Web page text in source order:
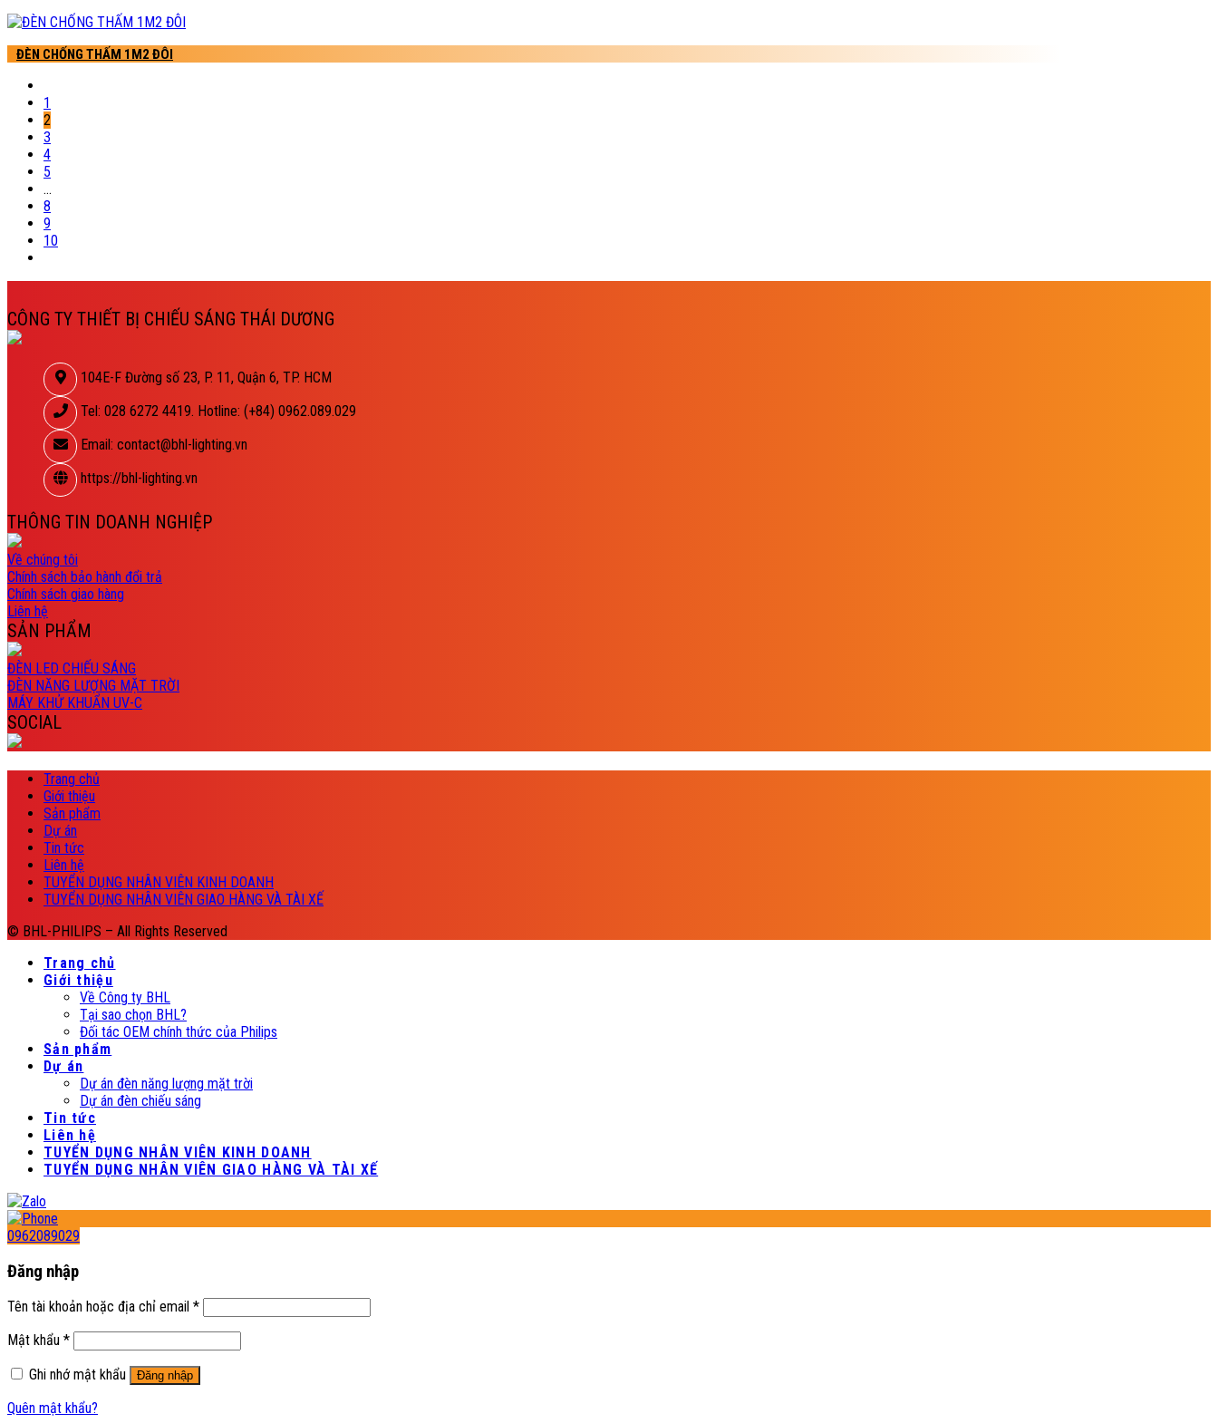
ĐÈN CHỐNG THẤM 1M2 ĐÔI
1
2
3
4
5
…
8
9
10
CÔNG TY THIẾT BỊ CHIẾU SÁNG THÁI DƯƠNG
104E-F Đường số 23, P. 11, Quận 6, TP. HCM
Tel: 028 6272 4419. Hotline: (+84) 0962.089.029
Email: contact@bhl-lighting.vn
https://bhl-lighting.vn
THÔNG TIN DOANH NGHIỆP
Về chúng tôi
Chính sách bảo hành đổi trả
Chính sách giao hàng
Liên hệ
SẢN PHẨM
ĐÈN LED CHIẾU SÁNG
ĐÈN NĂNG LƯỢNG MẶT TRỜI
MÁY KHỬ KHUẨN UV-C
SOCIAL
Trang chủ
Giới thiệu
Sản phẩm
Dự án
Tin tức
Liên hệ
TUYỂN DỤNG NHÂN VIÊN KINH DOANH
TUYỂN DỤNG NHÂN VIÊN GIAO HÀNG VÀ TÀI XẾ
© BHL-PHILIPS – All Rights Reserved
Trang chủ
Giới thiệu
Về Công ty BHL
Tại sao chọn BHL?
Đối tác OEM chính thức của Philips
Sản phẩm
Dự án
Dự án đèn năng lượng mặt trời
Dự án đèn chiếu sáng
Tin tức
Liên hệ
TUYỂN DỤNG NHÂN VIÊN KINH DOANH
TUYỂN DỤNG NHÂN VIÊN GIAO HÀNG VÀ TÀI XẾ
0962089029
Đăng nhập
Tên tài khoản hoặc địa chỉ email *
Mật khẩu *
Ghi nhớ mật khẩu
Đăng nhập
Quên mật khẩu?